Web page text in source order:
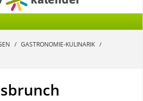
/ GASTRONOMIE-KULINARIK /